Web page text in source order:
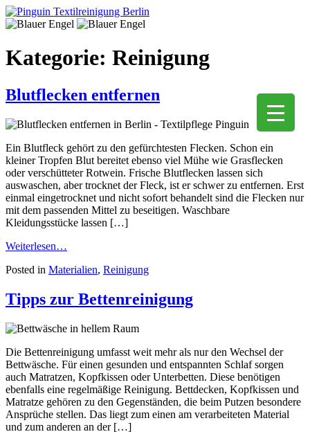
Kategorie: Reinigung
Blutflecken entfernen
Ein Blutfleck gehört zu den gefürchtesten Flecken. Schon ein
kleiner Tropfen Blut bereitet ebenso viel Mühe wie Grasflecken
oder verschütteter Rotwein. Frische Blutflecken lassen sich
auswaschen, aber trocknet der Fleck, ist er schwer zu entfernen. Erst
einmal eingetrocknet und nicht sofort behandelt sind die Flecken nur
mit dem passenden Mittel zu beseitigen. Waschbare
Kleidungsstücke lassen […]
Weiterlesen…
Posted in Materialien, Reinigung
Tipps zur Bettenreinigung
Die Bettenreinigung umfasst weit mehr als nur den Wechsel der
Bettwäsche. Für einen gesunden und entspannten Schlaf sorgen
auch Matratzen, Kopfkissen oder Unterbetten. Diese benötigen
ebenfalls eine regelmäßige Reinigung. Bettdecken, Kopfkissen und
Matratze gehören zu den Gegenständen, die beim Putzen besondere
Ansprüche stellen. Das liegt zum einen am verarbeiteten Material
und zum anderen an der […]